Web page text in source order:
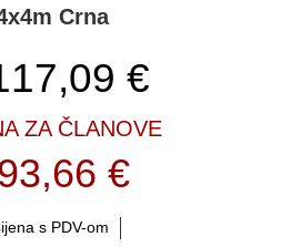
Crna
€
ZA ČLANOVE
€
s PDV-om